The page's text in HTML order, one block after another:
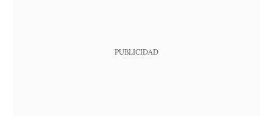
PUBLICIDAD